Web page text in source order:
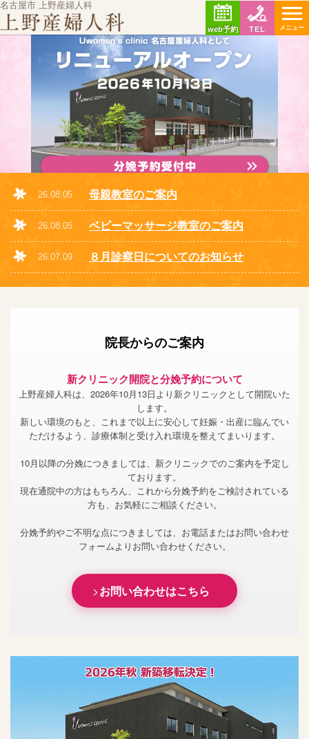
名古屋市 上野産婦人科
web予約 TEL メニュー
26.08.05 母親教室のご案内
26.08.05 ベビーマッサージ教室のご案内
26.07.09 ８月診察日についてのお知らせ
院長からのご案内
新クリニック開院と分娩予約について
上野産婦人科は、2026年10月13日より新クリニックとして開院いた
します。
新しい環境のもと、これまで以上に安心して妊娠・出産に臨んでい
ただけるよう、診療体制と受け入れ環境を整えてまいります。
10月以降の分娩につきましては、新クリニックでのご案内を予定し
ております。
現在通院中の方はもちろん、これから分娩予約をご検討されている
方も、お気軽にご相談ください。
分娩予約やご不明な点につきましては、お電話またはお問い合わせ
フォームよりお問い合わせください。
お問い合わせはこちら